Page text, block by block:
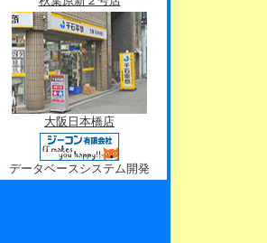
大阪日本橋店
データベースシステム開発